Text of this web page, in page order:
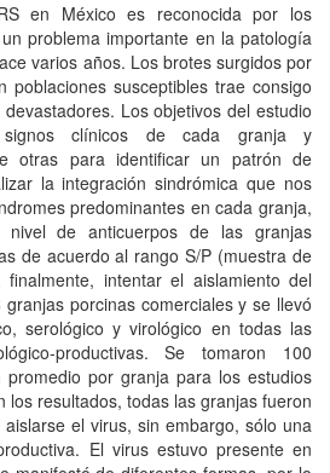
en México es reconocida por los
problema importante en la patología
varios años. Los brotes surgidos por
poblaciones susceptibles trae consigo
Los objetivos del estudio
clínicos de cada granja y
otras para identificar un patrón de
la integración sindrómica que nos
predominantes en cada granja,
de anticuerpos de las granjas
de acuerdo al rango S/P (muestra de
finalmente, intentar el aislamiento del
porcinas comerciales y se llevó
serológico y virológico en todas las
productivas. Se tomaron 100
promedio por granja para los estudios
los resultados, todas las granjas fueron
el virus, sin embargo, sólo una
El virus estuvo presente en